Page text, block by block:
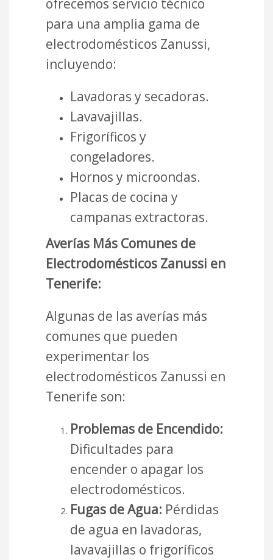
ofrecemos servicio técnico
para una amplia gama de
electrodomésticos Zanussi,
incluyendo:
Lavadoras y secadoras.
Lavavajillas.
Frigoríficos y
congeladores.
Hornos y microondas.
Placas de cocina y
campanas extractoras.
Averías Más Comunes de
Electrodomésticos Zanussi en
Tenerife:
Algunas de las averías más
comunes que pueden
experimentar los
electrodomésticos Zanussi en
Tenerife son:
Problemas de Encendido:
Dificultades para
encender o apagar los
electrodomésticos.
Fugas de Agua: Pérdidas
de agua en lavadoras,
lavavajillas o frigoríficos